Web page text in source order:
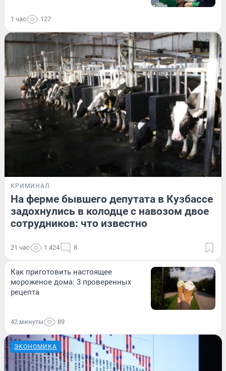
1 час 127
КРИМИНАЛ
На ферме бывшего депутата в Кузбассе
задохнулись в колодце с навозом двое
сотрудников: что известно
21 час 1 424 8
Как приготовить настоящее
мороженое дома: 3 проверенных
рецепта
42 минуты 89
ЭКОНОМИКА